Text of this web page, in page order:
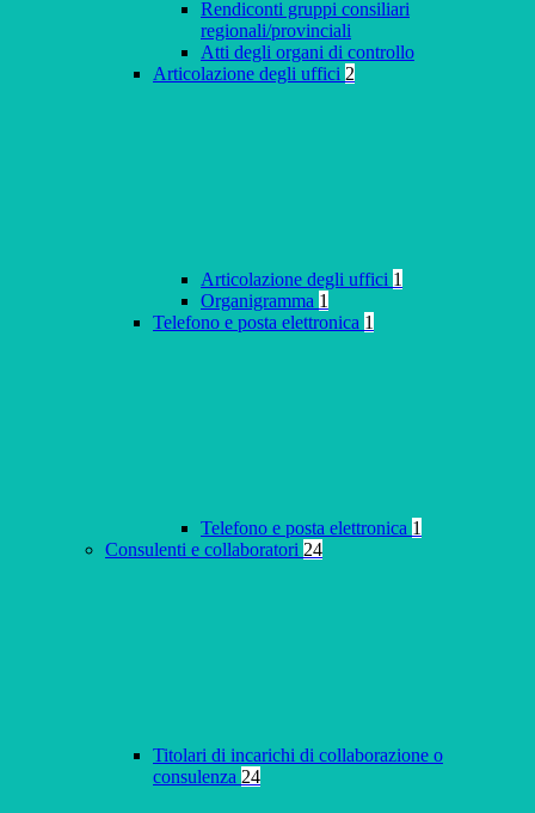
Rendiconti gruppi consiliari
regionali/provinciali
Atti degli organi di controllo
Articolazione degli uffici 2
Articolazione degli uffici 1
Organigramma 1
Telefono e posta elettronica 1
Telefono e posta elettronica 1
Consulenti e collaboratori 24
Titolari di incarichi di collaborazione o
consulenza 24